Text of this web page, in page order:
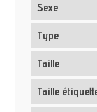
Sexe
Type
Taille
Taille